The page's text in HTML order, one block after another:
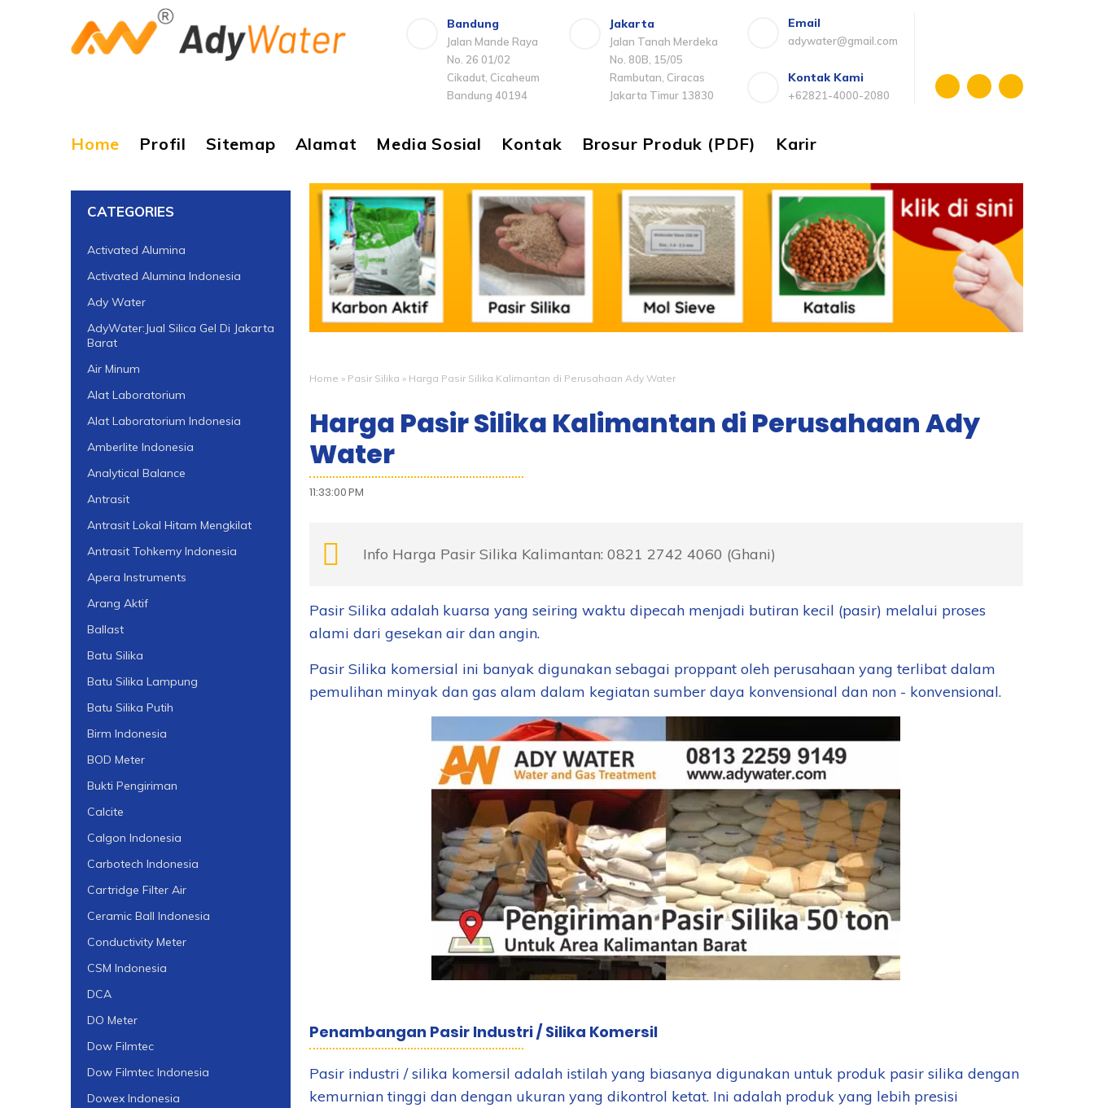
Bandung
Jalan Mande Raya
No. 26 01/02
Cikadut, Cicaheum
Bandung 40194
Jakarta
Jalan Tanah Merdeka
No. 80B, 15/05
Rambutan, Ciracas
Jakarta Timur 13830
Email
adywater@gmail.com
Kontak Kami
+62821-4000-2080
Home Profil Sitemap Alamat Media Sosial Kontak Brosur Produk (PDF) Karir
Home » Pasir Silika » Harga Pasir Silika Kalimantan di Perusahaan Ady Water
Harga Pasir Silika Kalimantan di Perusahaan Ady
Water
11:33:00 PM
Info Harga Pasir Silika Kalimantan: 0821 2742 4060 (Ghani)
Pasir Silika adalah kuarsa yang seiring waktu dipecah menjadi butiran kecil (pasir) melalui proses
alami dari gesekan air dan angin.
Pasir Silika komersial ini banyak digunakan sebagai proppant oleh perusahaan yang terlibat dalam
pemulihan minyak dan gas alam dalam kegiatan sumber daya konvensional dan non - konvensional.
Penambangan Pasir Industri / Silika Komersil
Pasir industri / silika komersil adalah istilah yang biasanya digunakan untuk produk pasir silika dengan
kemurnian tinggi dan dengan ukuran yang dikontrol ketat. Ini adalah produk yang lebih presisi
CATEGORIES
Activated Alumina
Activated Alumina Indonesia
Ady Water
AdyWater:Jual Silica Gel Di Jakarta
Barat
Air Minum
Alat Laboratorium
Alat Laboratorium Indonesia
Amberlite Indonesia
Analytical Balance
Antrasit
Antrasit Lokal Hitam Mengkilat
Antrasit Tohkemy Indonesia
Apera Instruments
Arang Aktif
Ballast
Batu Silika
Batu Silika Lampung
Batu Silika Putih
Birm Indonesia
BOD Meter
Bukti Pengiriman
Calcite
Calgon Indonesia
Carbotech Indonesia
Cartridge Filter Air
Ceramic Ball Indonesia
Conductivity Meter
CSM Indonesia
DCA
DO Meter
Dow Filmtec
Dow Filmtec Indonesia
Dowex Indonesia